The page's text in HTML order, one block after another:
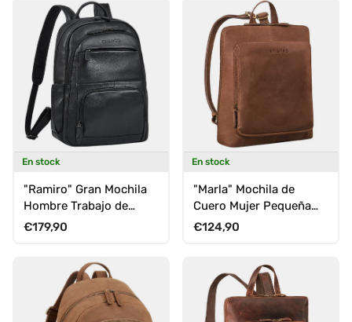
En stock
"Ramiro" Gran Mochila
Hombre Trabajo de
Cuero Auténtico para
Precio normal
€179,90
En stock
"Marla" Mochila de
Cuero Mujer Pequeña
para Tablet 10,1 - 10,9
Precio normal
€124,90